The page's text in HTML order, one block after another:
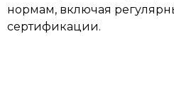
нормам, включая
сертификации.